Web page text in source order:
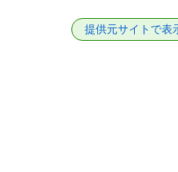
提供元サイトで表